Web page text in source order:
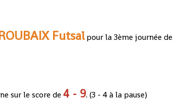
Futsalpour la 3ème journée de
sur le score de4 - 9. (3 - 4 à la pause)